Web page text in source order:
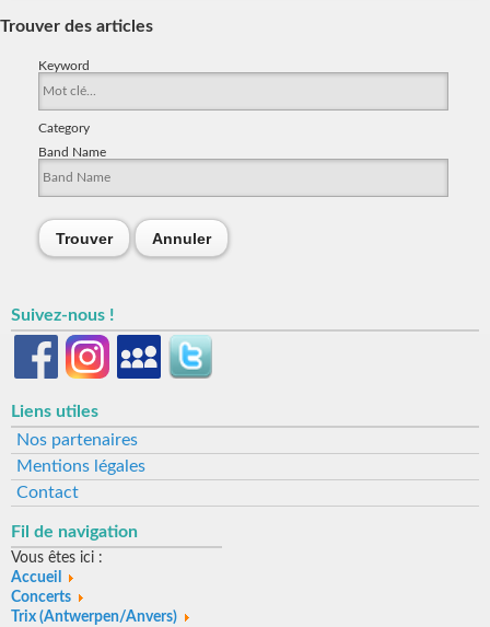
Trouver des articles
Keyword
Category
Band Name
Trouver Annuler
Suivez-nous !
Liens utiles
Nos partenaires
Mentions légales
Contact
Fil de navigation
Vous êtes ici :
Accueil
Concerts
Trix (Antwerpen/Anvers)